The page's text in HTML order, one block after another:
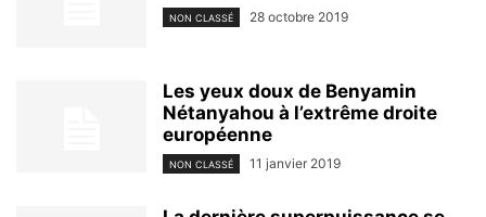
NON CLASSÉ 28 octobre 2019
Les yeux doux de Benyamin
Nétanyahou à l’extrême droite
européenne
NON CLASSÉ 11 janvier 2019